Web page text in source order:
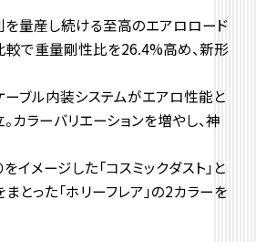
を量産し続ける至高のエアロロード
較で重量剛性比を26.4%高め、新形
ーブル内装システムがエアロ性能と
カラーバリエーションを増やし、神
イメージした「コスミックダスト」と
とった「ホリーフレア」の2カラーを